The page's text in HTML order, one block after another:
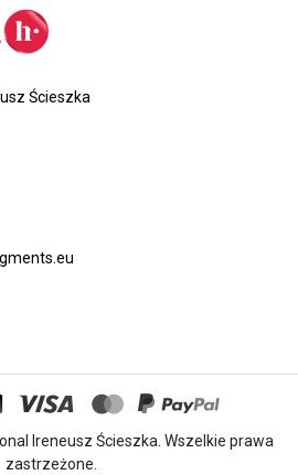
Ścieszka
Ireneusz Ścieszka. Wszelkie prawa
zastrzeżone.